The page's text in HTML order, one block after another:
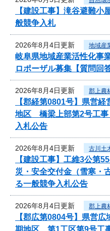
【建設工事】滝谷避難小
般競争入札
2026年8月4日更新 地域産
岐阜県地域産業活性化事
ロポーザル募集【質問回答
2026年8月4日更新 郡上農
【郡経第0801号】県営
地区 橋梁上部第2号工事
入札公告
2026年8月4日更新 古川土
【建設工事】工維3公
災・安全交付金（雪寒・
る一般競争入札公告
2026年8月4日更新 郡上農
【郡広第0804号】県営
期地区 第1工区第9号工